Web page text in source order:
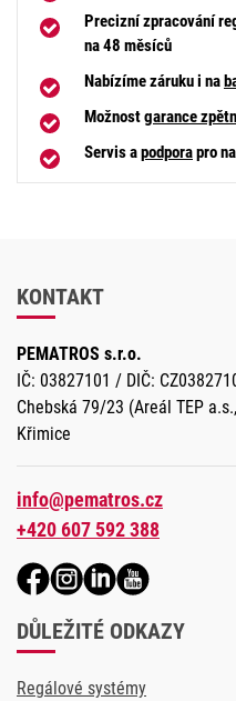
Precizní zpracování
na 48 měsíců
Nabízíme záruku i na
Možnostgarance
Servis apodporapro
KONTAKT
PEMATROS s.r.o.
IČ: 03827101 / DIČ:
Chebská 79/23 (Areál TEP
Křimice
info@pematros.cz
+420 607 592 388
DŮLEŽITÉ ODKAZY
Regálové systémy